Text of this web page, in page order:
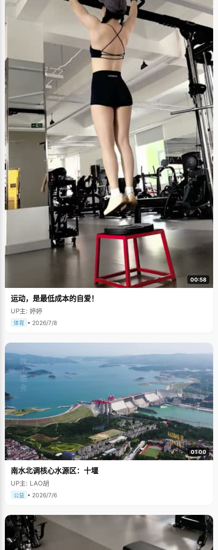
00:58
运动，是最低成本的自爱！
UP主: 婷婷
体育 • 2026/7/8
01:00
南水北调核心水源区：十堰
UP主: LAO胡
公益 • 2026/7/6